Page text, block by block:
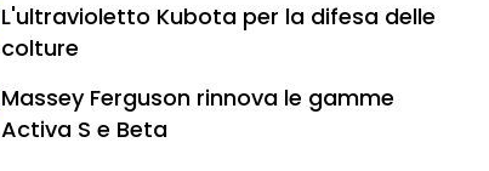
L'ultravioletto Kubota per la difesa delle
colture
Massey Ferguson rinnova le gamme
Activa S e Beta